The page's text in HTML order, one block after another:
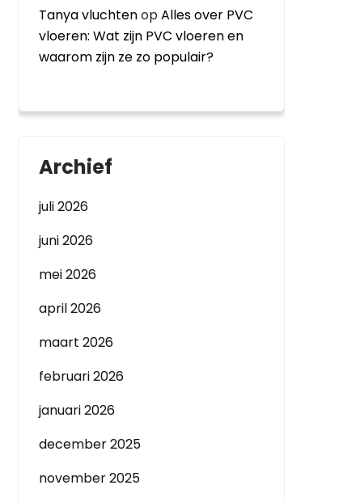
Tanya vluchtenopAlles over PVC
vloeren: Wat zijn PVC vloeren en
waarom zijn ze zo populair?
Archief
juli 2026
juni 2026
mei 2026
april 2026
maart 2026
februari 2026
januari 2026
december 2025
november 2025